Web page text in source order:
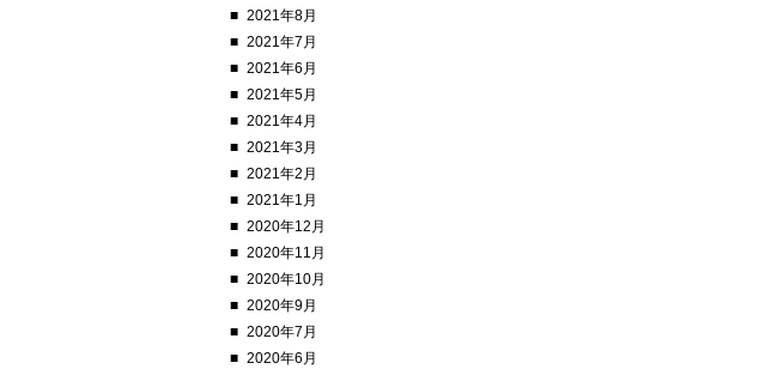
2021年8月
2021年7月
2021年6月
2021年5月
2021年4月
2021年3月
2021年2月
2021年1月
2020年12月
2020年11月
2020年10月
2020年9月
2020年7月
2020年6月